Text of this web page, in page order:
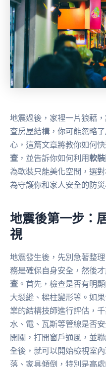
地震過後，家裡一片狼藉
查房屋結構，你可能忽略了
心，這篇文章將教你如何
查 ，並告訴你如何利用軟
為軟裝只能美化空間，選
為守護你和家人安全的防災
地震後第一步：
視
地震發生後，先別急著整
務是確保自身安全，然後
查 。首先，檢查是否有明
大裂縫、樑柱變形等。如
業的結構技師進行評估，
水、電、瓦斯等管線是否
開關，打開窗戶通風，並
全後，就可以開始檢視室
落、家具傾倒，特別是高